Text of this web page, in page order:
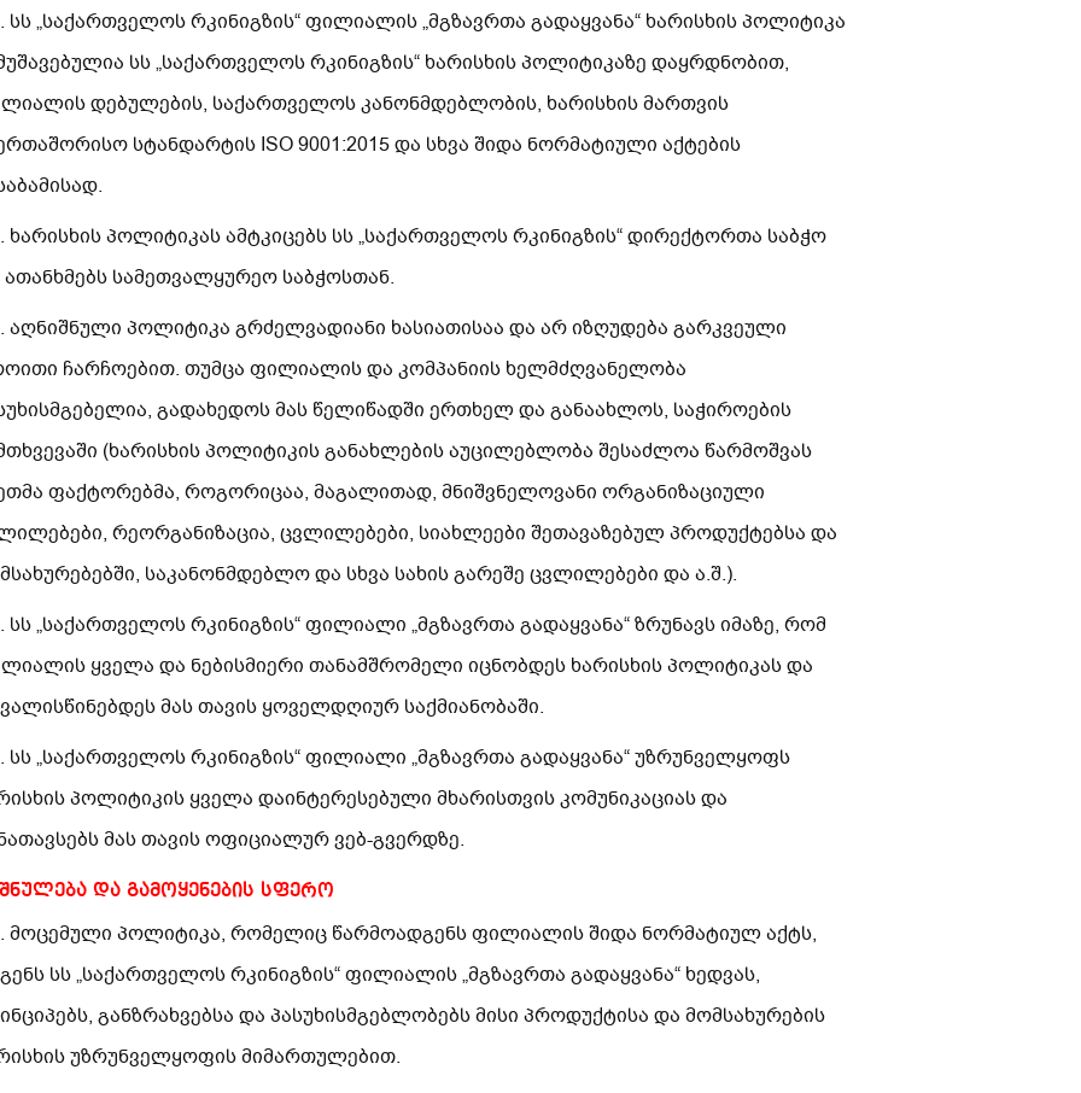
სს „საქართველოს რკინიგზის“ ფილიალის „მგზავრთა გადაყვანა“ ხარისხის პოლიტიკა
სს „საქართველოს რკინიგზის“ ხარისხის პოლიტიკაზე დაყრდნობით,
დებულების, საქართველოს კანონმდებლობის, ხარისხის მართვის
სტანდარტის ISO 9001:2015 და სხვა შიდა ნორმატიული აქტების
ხარისხის პოლიტიკას ამტკიცებს სს „საქართველოს რკინიგზის“ დირექტორთა საბჭო
სამეთვალყურეო საბჭოსთან.
აღნიშნული პოლიტიკა გრძელვადიანი ხასიათისაა და არ იზღუდება გარკვეული
ჩარჩოებით. თუმცა ფილიალის და კომპანიის ხელმძღვანელობა
გადახედოს მას წელიწადში ერთხელ და განაახლოს, საჭიროების
(ხარისხის პოლიტიკის განახლების აუცილებლობა შესაძლოა წარმოშვას
ფაქტორებმა, როგორიცაა, მაგალითად, მნიშვნელოვანი ორგანიზაციული
რეორგანიზაცია, ცვლილებები, სიახლეები შეთავაზებულ პროდუქტებსა და
საკანონმდებლო და სხვა სახის გარეშე ცვლილებები და ა.შ.).
სს „საქართველოს რკინიგზის“ ფილიალი „მგზავრთა გადაყვანა“ ზრუნავს იმაზე, რომ
ყველა და ნებისმიერი თანამშრომელი იცნობდეს ხარისხის პოლიტიკას და
მას თავის ყოველდღიურ საქმიანობაში.
სს „საქართველოს რკინიგზის“ ფილიალი „მგზავრთა გადაყვანა“ უზრუნველყოფს
პოლიტიკის ყველა დაინტერესებული მხარისთვის კომუნიკაციას და
მას თავის ოფიციალურ ვებ-გვერდზე.
და გამოყენების სფერო
მოცემული პოლიტიკა, რომელიც წარმოადგენს ფილიალის შიდა ნორმატიულ აქტს,
სს „საქართველოს რკინიგზის“ ფილიალის „მგზავრთა გადაყვანა“ ხედვას,
განზრახვებსა და პასუხისმგებლობებს მისი პროდუქტისა და მომსახურების
უზრუნველყოფის მიმართულებით.